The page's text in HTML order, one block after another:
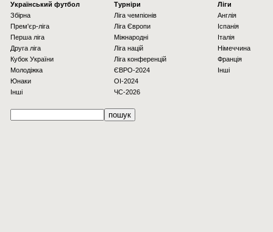
Українcький футбол
Збірна
Прем'єр-ліга
Перша ліга
Друга ліга
Кубок України
Молодіжка
Юнаки
Інші
Турніри
Ліга чемпіонів
Ліга Європи
Міжнародні
Ліга націй
Ліга конференцій
ЄВРО-2024
OI-2024
ЧС-2026
Ліги
Англія
Іспанія
Італія
Німеччина
Франція
Інші